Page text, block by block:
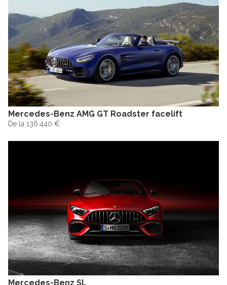
Mercedes-Benz AMG GT Roadster facelift
De la 136.440 €
Mercedes-Benz SL